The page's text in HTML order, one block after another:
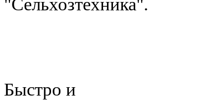
"Сельхозтехника".
Быстро и